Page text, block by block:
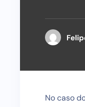
No caso